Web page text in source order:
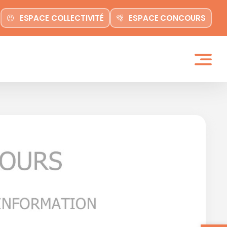
ESPACE COLLECTIVITÉ ESPACE CONCOURS